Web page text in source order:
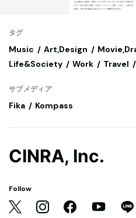
タグ
Music Art,Design
Life&Society
Work Travel
サブメディア
Fika Kompass
CINRA, Inc.
Follow